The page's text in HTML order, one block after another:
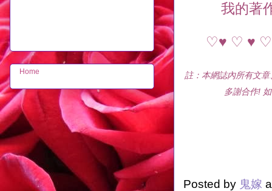
我的著
♡♥ ♡ ♥
註：本網誌內所有文
多謝合作!
Posted by 鬼嫁
Home